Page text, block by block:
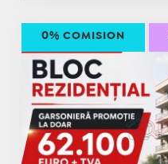
0% COMISION